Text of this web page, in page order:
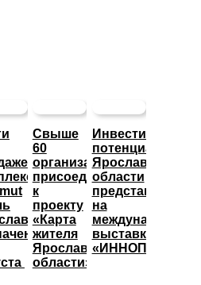
Свыше
60
организаций
присоединились
к
проекту
«Карта
жителя
Ярославской
области»
потенциал
Ярославской
области
представят
на
международной
выставке
«ИННОПРОМ»